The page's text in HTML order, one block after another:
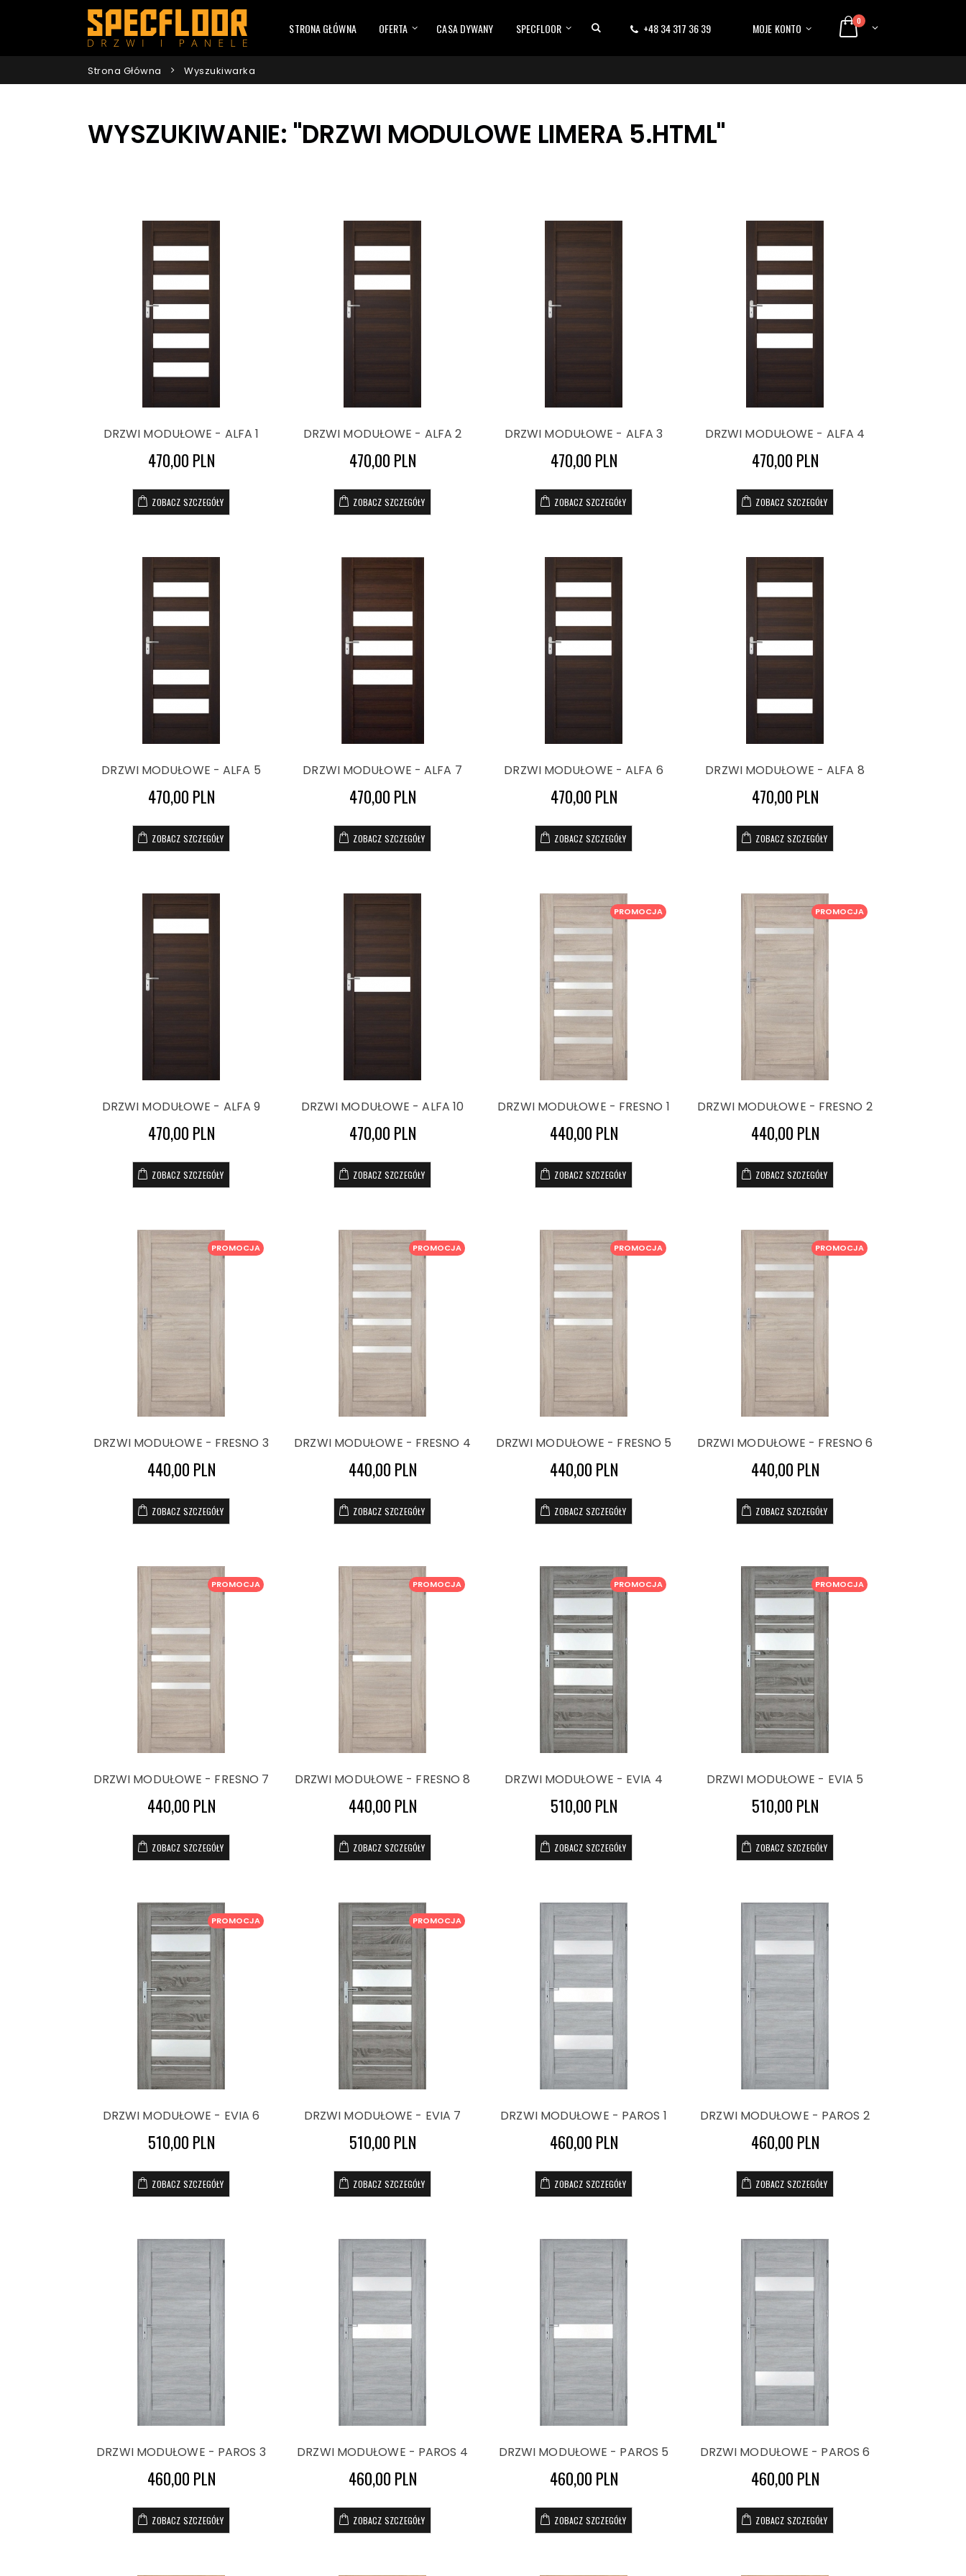
STRONA GŁÓWNA OFERTA CASA DYWANY SPECFLOOR +48 34 317 36 39 MOJE KONTO 0
Strona Główna Wyszukiwarka
WYSZUKIWANIE: "DRZWI MODULOWE LIMERA 5.HTML"
DRZWI MODUŁOWE - ALFA 1
470,00 PLN
ZOBACZ SZCZEGÓŁY
DRZWI MODUŁOWE - ALFA 2
470,00 PLN
ZOBACZ SZCZEGÓŁY
DRZWI MODUŁOWE - ALFA 3
470,00 PLN
ZOBACZ SZCZEGÓŁY
DRZWI MODUŁOWE - ALFA 4
470,00 PLN
ZOBACZ SZCZEGÓŁY
DRZWI MODUŁOWE - ALFA 5
470,00 PLN
ZOBACZ SZCZEGÓŁY
DRZWI MODUŁOWE - ALFA 7
470,00 PLN
ZOBACZ SZCZEGÓŁY
DRZWI MODUŁOWE - ALFA 6
470,00 PLN
ZOBACZ SZCZEGÓŁY
DRZWI MODUŁOWE - ALFA 8
470,00 PLN
ZOBACZ SZCZEGÓŁY
DRZWI MODUŁOWE - ALFA 9
470,00 PLN
ZOBACZ SZCZEGÓŁY
DRZWI MODUŁOWE - ALFA 10
470,00 PLN
ZOBACZ SZCZEGÓŁY
PROMOCJA
DRZWI MODUŁOWE - FRESNO 1
440,00 PLN
ZOBACZ SZCZEGÓŁY
PROMOCJA
DRZWI MODUŁOWE - FRESNO 2
440,00 PLN
ZOBACZ SZCZEGÓŁY
PROMOCJA
DRZWI MODUŁOWE - FRESNO 3
440,00 PLN
ZOBACZ SZCZEGÓŁY
PROMOCJA
DRZWI MODUŁOWE - FRESNO 4
440,00 PLN
ZOBACZ SZCZEGÓŁY
PROMOCJA
DRZWI MODUŁOWE - FRESNO 5
440,00 PLN
ZOBACZ SZCZEGÓŁY
PROMOCJA
DRZWI MODUŁOWE - FRESNO 6
440,00 PLN
ZOBACZ SZCZEGÓŁY
PROMOCJA
DRZWI MODUŁOWE - FRESNO 7
440,00 PLN
ZOBACZ SZCZEGÓŁY
PROMOCJA
DRZWI MODUŁOWE - FRESNO 8
440,00 PLN
ZOBACZ SZCZEGÓŁY
PROMOCJA
DRZWI MODUŁOWE - EVIA 4
510,00 PLN
ZOBACZ SZCZEGÓŁY
PROMOCJA
DRZWI MODUŁOWE - EVIA 5
510,00 PLN
ZOBACZ SZCZEGÓŁY
PROMOCJA
DRZWI MODUŁOWE - EVIA 6
510,00 PLN
ZOBACZ SZCZEGÓŁY
PROMOCJA
DRZWI MODUŁOWE - EVIA 7
510,00 PLN
ZOBACZ SZCZEGÓŁY
DRZWI MODUŁOWE - PAROS 1
460,00 PLN
ZOBACZ SZCZEGÓŁY
DRZWI MODUŁOWE - PAROS 2
460,00 PLN
ZOBACZ SZCZEGÓŁY
DRZWI MODUŁOWE - PAROS 3
460,00 PLN
ZOBACZ SZCZEGÓŁY
DRZWI MODUŁOWE - PAROS 4
460,00 PLN
ZOBACZ SZCZEGÓŁY
DRZWI MODUŁOWE - PAROS 5
460,00 PLN
ZOBACZ SZCZEGÓŁY
DRZWI MODUŁOWE - PAROS 6
460,00 PLN
ZOBACZ SZCZEGÓŁY